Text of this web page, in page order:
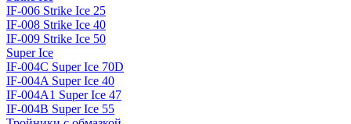
IF-006 Strike Ice 25
IF-008 Strike Ice 40
IF-009 Strike Ice 50
Super Ice
IF-004C Super Ice 70D
IF-004A Super Ice 40
IF-004A1 Super Ice 47
IF-004B Super Ice 55